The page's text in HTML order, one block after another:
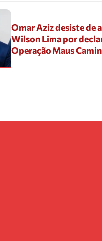
Omar Aziz desiste de
Wilson Lima por
Operação Maus